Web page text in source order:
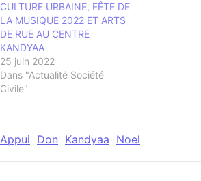
CULTURE URBAINE, FÊTE DE
LA MUSIQUE 2022 ET ARTS
DE RUE AU CENTRE
KANDYAA
25 juin 2022
Dans "Actualité Société
Civile"
Appui Don Kandyaa Noel